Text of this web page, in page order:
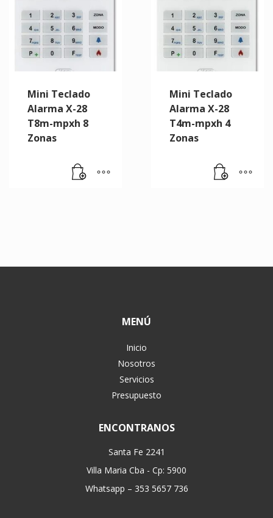
Mini Teclado
Alarma X-28
T8m-mpxh 8
Zonas
Mini Teclado
Alarma X-28
T4m-mpxh 4
Zonas
MENÚ
Inicio
Nosotros
Servicios
Presupuesto
ENCONTRANOS
Santa Fe 2241
Villa Maria Cba - Cp: 5900
Whatsapp – 353 5657 736